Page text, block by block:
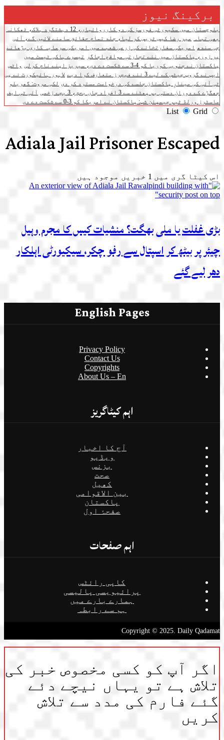
برکینگ نیوز
بلوچستان میں سکیورٹی فورسز کی دو کارروائیاں، 12 دہشتگرد ہلاک، ٹھکانہ
بھی تباہ
میر رضا کیس ٹریس کر لیا، جلد تمام حقائق سامنے لائیں گے، آئی
جی سندھ امریکی سفارتخانے کی زرعی شعبے میں امریکی سرمایہ کاری بڑھانے
پر زور، پاکستان میں نئے تجارتی مواقع اجاگر
تیسرے ہاکی ٹیسٹ میں
پاکستان نے جنوبی کوریا کو 4-3 سے شکست دے دی، سیریز اپنے نام کرلی
واٹس
ایپ نے گروپ چیٹس کے لیے 3 نئے فیچرز متعارف کرا دیے
لاہور ہائیکورٹ نے پی
ٹی آئی کی مینارِ پاکستان جلسے کی درخواست مسترد کر دی لکی مروت: گھریلو
جھگڑے کے دوران دستی بم پھٹنے سے 3 افراد جاں بحق، 3 بچے زخمی
آئی ٹی ایف
ماسٹرز ورلڈ ٹیم چیمپئن شپ: پاکستان نے امریکا کو 3-0 سے شکست دے دی
List Grid
Adiala Jail Prisoner Escaped
اس کیٹا گری میں 1 خبریں موجود ہیں
بڑی غفلت یا ملی بھگت؟ منشیات کیس کا مجرم وہیل
چیئر پر بیٹھ کر اسپتال سے رفو چکر، سیکیورٹی اہلکار
دھر لیے گئے
English Pages
Privacy Policy
Contact Us
Copyrights
About Us – En
اہم کیٹاگریز
آج کا اخبار
ویڈیو
بزنس
صحت
کھیل
بین الاقوامی
پاکستان
صفحۂ اول
اہم صفحات
کاپی رائٹس
پرائیویسی پالیسی
ہمارے بارے میں
ہم سے رابطہ
Copyright © 2025. Daily Qadamat
اگر آپ کو کسی مخصوص خبر کی
تلاش ہے تو یہاں نیچے دئے
گئے فارم کی مدد سے تلاش
کریں